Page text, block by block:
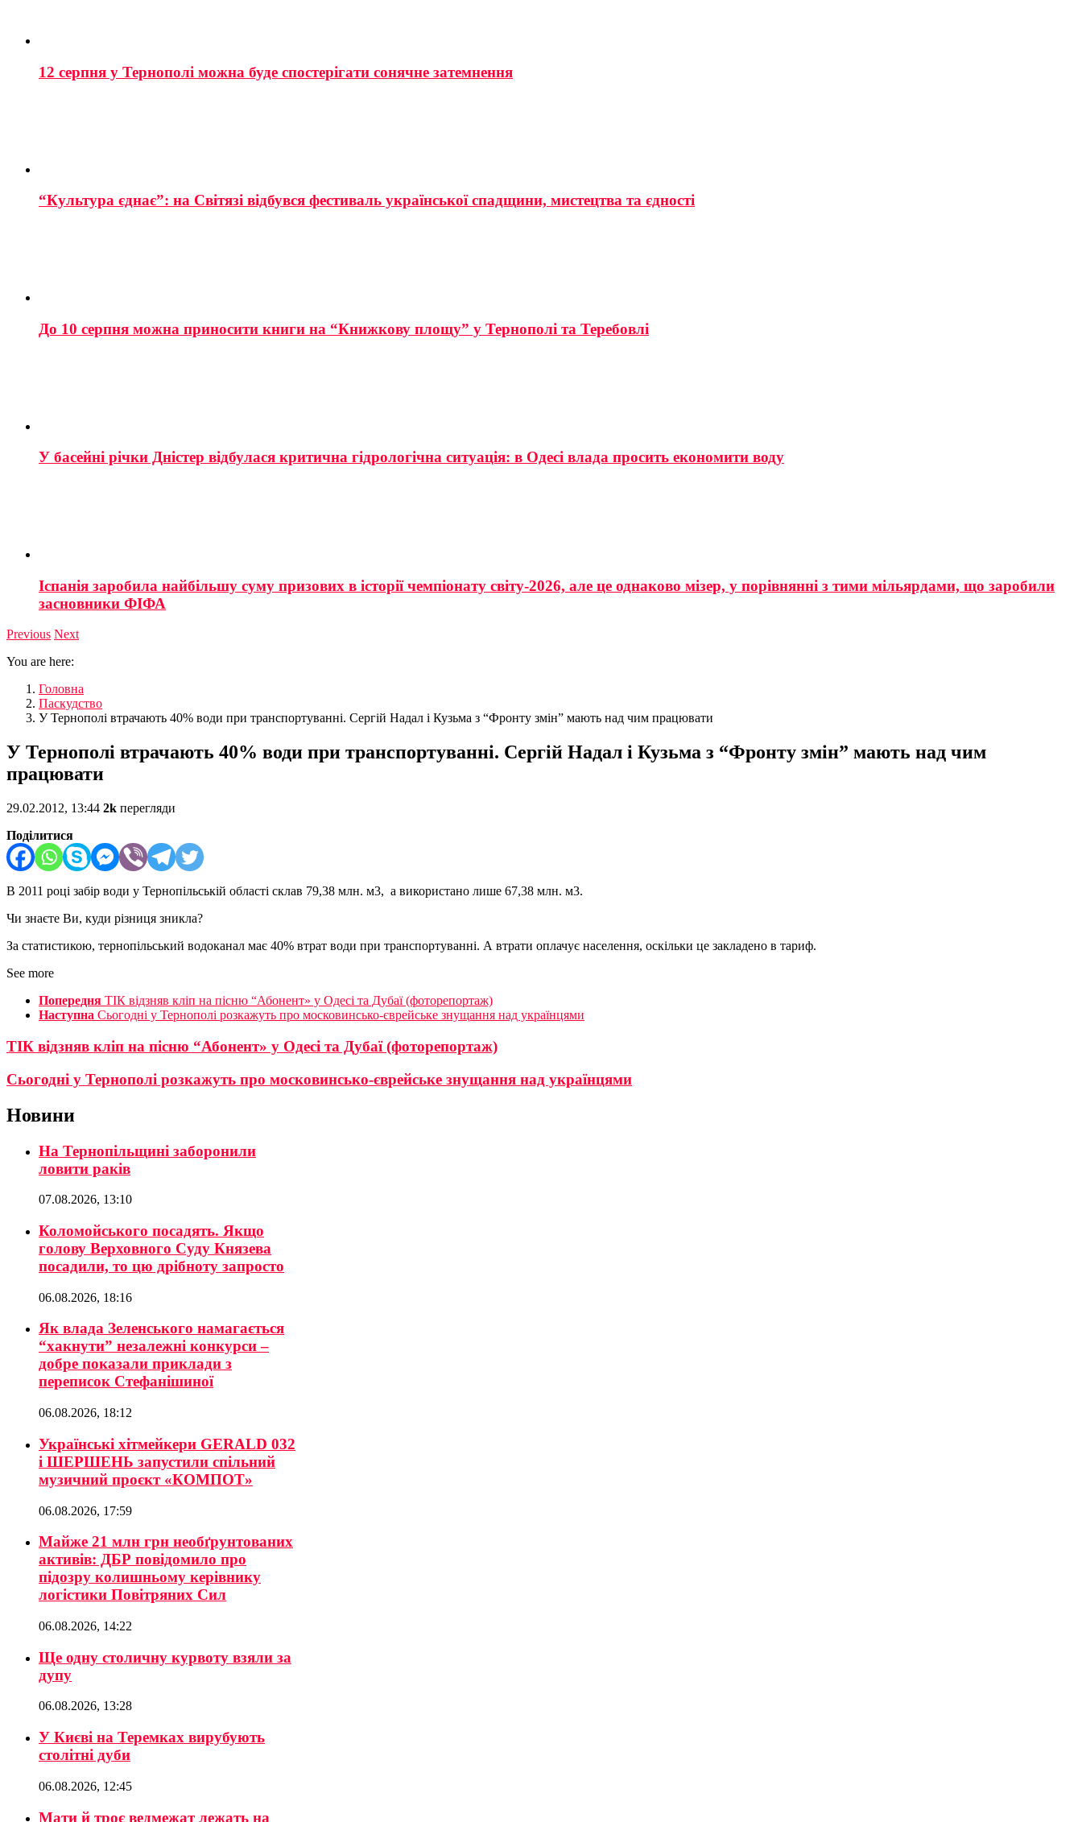
12 серпня у Тернополі можна буде спостерігати сонячне затемнення
“Культура єднає”: на Світязі відбувся фестиваль української спадщини, мистецтва та єдності
До 10 серпня можна приносити книги на “Книжкову площу” у Тернополі та Теребовлі
У басейні річки Дністер відбулася критична гідрологічна ситуація: в Одесі влада просить економити воду
Іспанія заробила найбільшу суму призових в історії чемпіонату світу-2026, але це однаково мізер, у порівнянні з тими мільярдами, що заробили
засновники ФІФА
Previous Next
You are here:
Головна
Паскудство
У Тернополі втрачають 40% води при транспортуванні. Сергій Надал і Кузьма з “Фронту змін” мають над чим працювати
У Тернополі втрачають 40% води при транспортуванні. Сергій Надал і Кузьма з “Фронту змін” мають над чим
працювати
29.02.2012, 13:44 2k перегляди
Поділитися
В 2011 році забір води у Тернопільській області склав 79,38 млн. м3, а використано лише 67,38 млн. м3.
Чи знаєте Ви, куди різниця зникла?
За статистикою, тернопільський водоканал має 40% втрат води при транспортуванні. А втрати оплачує населення, оскільки це закладено в тариф.
See more
Попередня ТІК відзняв кліп на пісню “Абонент» у Одесі та Дубаї (фоторепортаж)
Наступна Сьогодні у Тернополі розкажуть про московинсько-єврейське знущання над українцями
ТІК відзняв кліп на пісню “Абонент» у Одесі та Дубаї (фоторепортаж)
Сьогодні у Тернополі розкажуть про московинсько-єврейське знущання над українцями
Новини
На Тернопільщині заборонили
ловити раків
07.08.2026, 13:10
Коломойського посадять. Якщо
голову Верховного Суду Князева
посадили, то цю дрібноту запросто
06.08.2026, 18:16
Як влада Зеленського намагається
“хакнути” незалежні конкурси –
добре показали приклади з
переписок Стефанішиної
06.08.2026, 18:12
Українські хітмейкери GERALD 032
і ШЕРШЕНЬ запустили спільний
музичний проєкт «КОМПОТ»
06.08.2026, 17:59
Майже 21 млн грн необґрунтованих
активів: ДБР повідомило про
підозру колишньому керівнику
логістики Повітряних Сил
06.08.2026, 14:22
Ще одну столичну курвоту взяли за
дупу
06.08.2026, 13:28
У Києві на Теремках вирубують
столітні дуби
06.08.2026, 12:45
Мати й троє ведмежат лежать на